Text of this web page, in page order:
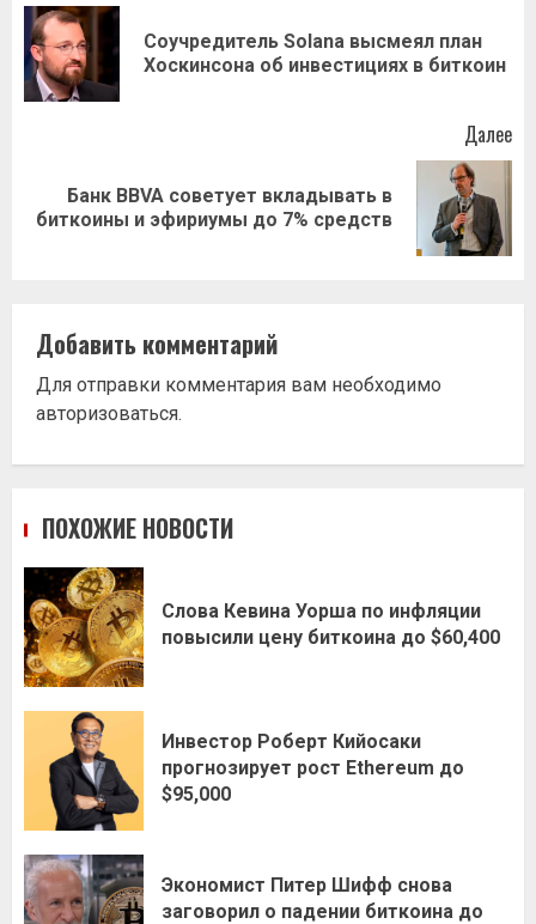
записи
Соучредитель Solana высмеял план
Хоскинсона об инвестициях в биткоин
Далее
Следующая
запись:
Банк BBVA советует вкладывать в
биткоины и эфириумы до 7% средств
Добавить комментарий
Для отправки комментария вам необходимо
авторизоваться.
ПОХОЖИЕ НОВОСТИ
Слова Кевина Уорша по инфляции
повысили цену биткоина до $60,400
Инвестор Роберт Кийосаки
прогнозирует рост Ethereum до
$95,000
Экономист Питер Шифф снова
заговорил о падении биткоина до